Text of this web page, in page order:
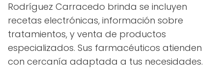
Rodríguez Carracedo brinda se incluyen
recetas electrónicas, información sobre
tratamientos, y venta de productos
especializados. Sus farmacéuticos atienden
con cercanía adaptada a tus necesidades.